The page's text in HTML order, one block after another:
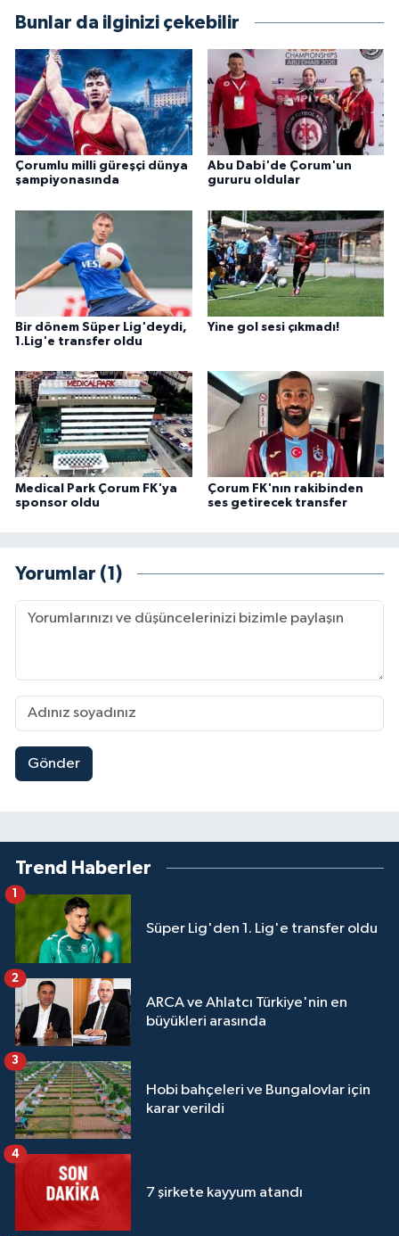
Bunlar da ilginizi çekebilir
Çorumlu milli güreşçi dünya
şampiyonasında
Abu Dabi'de Çorum'un
gururu oldular
Bir dönem Süper Lig'deydi,
1.Lig'e transfer oldu
Yine gol sesi çıkmadı!
Medical Park Çorum FK'ya
sponsor oldu
Çorum FK'nın rakibinden
ses getirecek transfer
Yorumlar (1)
Gönder
Trend Haberler
Süper Lig'den 1. Lig'e transfer oldu
ARCA ve Ahlatcı Türkiye'nin en
büyükleri arasında
2
Hobi bahçeleri ve Bungalovlar için
karar verildi
3
7 şirkete kayyum atandı
4